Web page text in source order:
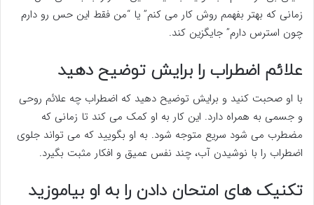
زمانی که بهتر بفهمم روش کار می کنم” یا “من فقط این حس رو دارم
چون استرس دارم” جایگزین کند.
علائم اضطراب را برایش توضیح دهید
با او صحبت کنید و برایش توضیح دهید که اضطراب چه علائم روحی
و جسمی به همراه دارد. این کار به او کمک می کند تا زمانی که
مضطرب می شود سریع متوجه شود. به او بگویید که می تواند جلوی
اضطراب را با نوشیدن آب، چند نفس عمیق و افکار مثبت بگیرد.
تکنیک های امتحان دادن را به او بیاموزید